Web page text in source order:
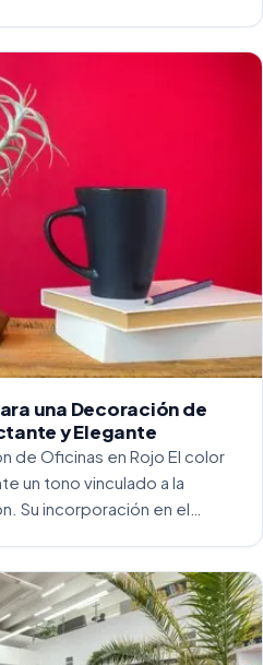
una Decoración de
y Elegante
de Oficinas en Rojo El color
un tono vinculado a la
Su incorporación en el